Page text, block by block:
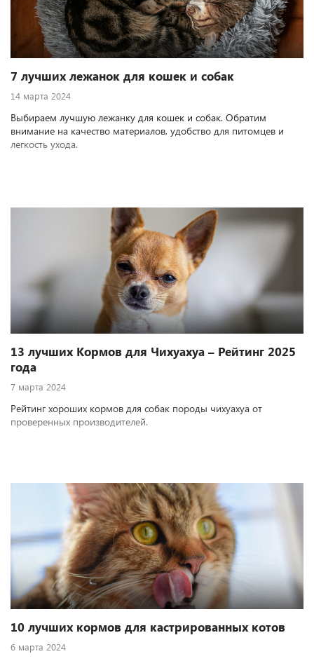
7 лучших лежанок для кошек и собак
14 марта 2024
Выбираем лучшую лежанку для кошек и собак. Обратим
внимание на качество материалов, удобство для питомцев и
легкость ухода.
13 лучших Кормов для Чихуахуа – Рейтинг 2025
года
7 марта 2024
Рейтинг хороших кормов для собак породы чихуахуа от
проверенных производителей.
10 лучших кормов для кастрированных котов
6 марта 2024